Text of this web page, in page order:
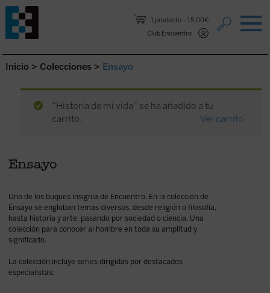
1 producto
15,00€
Club Encuentro
Saltar al contenido.
Inicio > Colecciones > Ensayo
“Historia de mi vida” se ha añadido a tu
carrito.
Ver carrito
Ensayo
Uno de los buques insignia de Encuentro. En la colección de
Ensayo se engloban temas diversos, desde religión o filosofía,
hasta historia y arte, pasando por sociedad o ciencia. Una
colección para conocer al hombre en toda su amplitud y
significado.
La colección incluye series dirigidas por destacados
especialistas: